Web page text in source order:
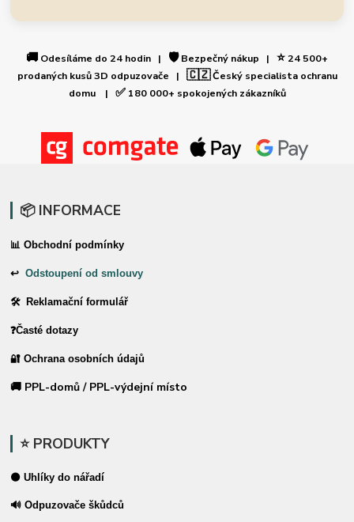
🚚 Odesíláme do 24 hodin | 🛡️Bezpečný nákup | ⭐24 500+
prodaných kusů 3D odpuzovače | 🇨🇿Český specialista ochranu
domu | ✅180 000+ spokojených zákazníků
📦 INFORMACE
📊 Obchodní podmínky
↩Odstoupení od smlouvy
🛠 Reklamační formulář
❓Časté dotazy
🔐 Ochrana osobních údajů
🚚 PPL-domů / PPL-výdejní místo
⭐ PRODUKTY
⚫ Uhlíky do nářadí
🔊 Odpuzovače škůdců